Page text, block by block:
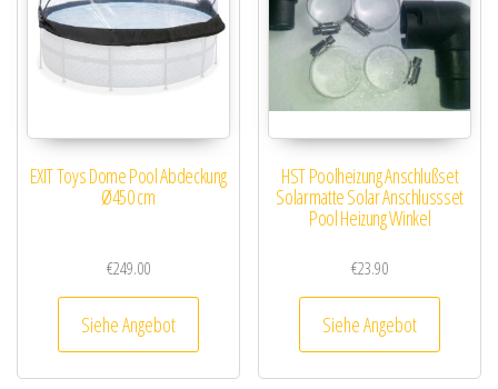
EXIT Toys Dome Pool Abdeckung
Ø450 cm
€249.00
Siehe Angebot
HST Poolheizung Anschlußset
Solarmatte Solar Anschlussset
Pool Heizung Winkel
€23.90
Siehe Angebot